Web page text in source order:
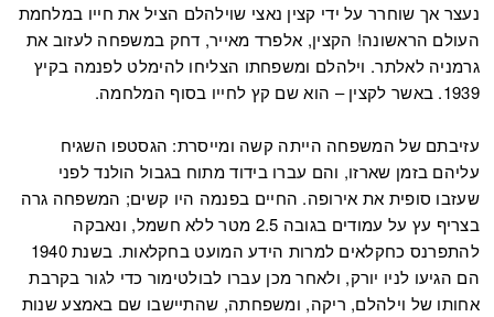
נעצר אך שוחרר על ידי קצין נאצי שוילהלם הציל את חייו במלחמת
העולם הראשונה! הקצין, אלפרד מאייר, דחק במשפחה לעזוב את
גרמניה לאלתר. וילהלם ומשפחתו הצליחו להימלט לפנמה בקיץ
1939. באשר לקצין – הוא שם קץ לחייו בסוף המלחמה.
עזיבתם של המשפחה הייתה קשה ומייסרת: הגסטפו השגיח
עליהם בזמן שארזו, והם עברו בידוד מתוח בגבול הולנד לפני
שעזבו סופית את אירופה. החיים בפנמה היו קשים; המשפחה גרה
בצריף עץ על עמודים בגובה 2.5 מטר ללא חשמל, ונאבקה
להתפרנס כחקלאים למרות הידע המועט בחקלאות. בשנת 1940
הם הגיעו לניו יורק, ולאחר מכן עברו לבולטימור כדי לגור בקרבת
אחותו של וילהלם, ריקה, ומשפחתה, שהתיישבו שם באמצע שנות